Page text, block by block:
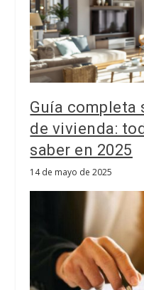
Guía completa
de vivienda:
saber en 2025
14 de mayo de 2025